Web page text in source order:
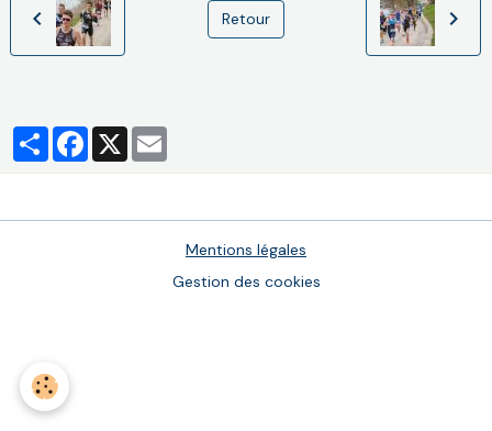
Retour
PartagerFacebook
X
Mentions légales
Gestion des cookies